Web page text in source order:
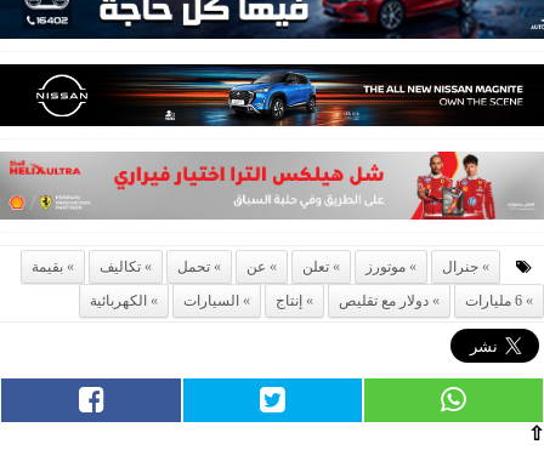
جنرال موتورز تعلن عن تحمل تكاليف
بقيمة
6 مليارات
دولار مع تقليص إنتاج السيارات الكهربائية
⇧